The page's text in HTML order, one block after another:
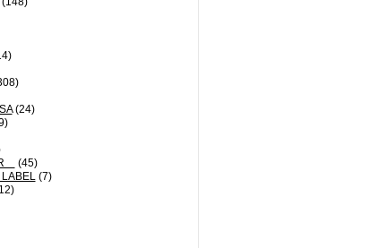
(24)
(45)
(7)